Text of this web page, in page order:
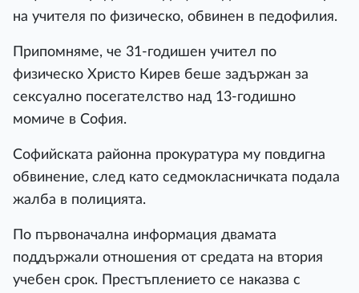
на учителя по физическо, обвинен в педофилия.
Припомняме, че 31-годишен учител по
физическо Христо Кирев беше задържан за
сексуално посегателство над 13-годишно
момиче в София.
Софийската районна прокуратура му повдигна
обвинение, след като седмокласничката подала
жалба в полицията.
По първоначална информация двамата
поддържали отношения от средата на втория
учебен срок. Престъплението се наказва с